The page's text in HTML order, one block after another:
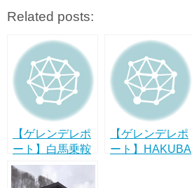
e
tt
er
c
b
o
k
y
Li
n
k
Related posts:
【ゲレンデレポ
ート】白馬乗鞍
温泉スキー場は
混雑少なめの初
【ゲレンデレポ
ート】HAKUBA